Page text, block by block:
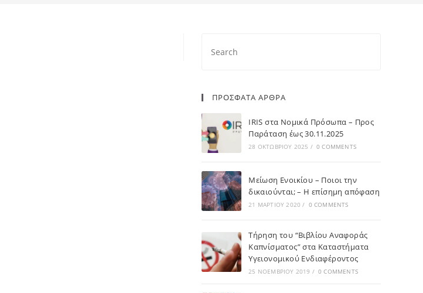
ΠΡΟΣΦΑΤΑ ΑΡΘΡΑ
IRIS στα Νομικά Πρόσωπα – Προς
Παράταση έως 30.11.2025
28 ΟΚΤΩΒΡΊΟΥ 2025 / 0 COMMENTS
Μείωση Ενοικίου – Ποιοι την
δικαιούνται; – Η επίσημη απόφαση
21 ΜΑΡΤΊΟΥ 2020 / 0 COMMENTS
Τήρηση του “Βιβλίου Αναφοράς
Καπνίσματος” στα Καταστήματα
Υγειονομικού Ενδιαφέροντος
25 ΝΟΕΜΒΡΊΟΥ 2019 / 0 COMMENTS